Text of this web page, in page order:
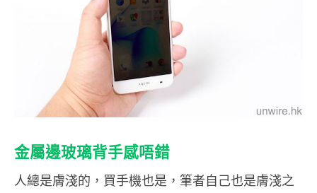
金屬邊玻璃背手感唔錯
人總是膚淺的，買手機也是，筆者自己也是膚淺之